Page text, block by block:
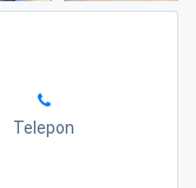
Telepon